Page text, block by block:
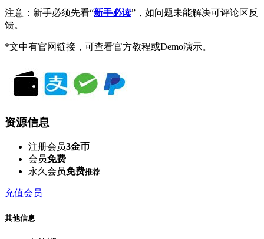
注意：新手必须先看“新手必读”，如问题未能解决可评论区反
馈。
*文中有官网链接，可查看官方教程或Demo演示。
资源信息
注册会员3金币
会员免费
永久会员免费推荐
充值会员
其他信息